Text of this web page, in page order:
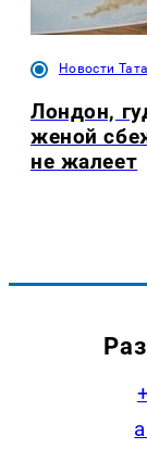
Новости
Лондон,
женой
не жалеет